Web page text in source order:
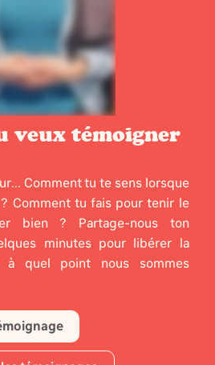
veux témoigner
Comment tu te sens lorsque
? Comment tu fais pour tenir le
bien ? Partage-nous ton
minutes pour libérer la
à quel point nous sommes